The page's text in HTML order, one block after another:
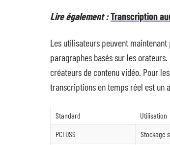
Lire également :Transcription
Les utilisateurs peuvent
paragraphes basés sur les
créateurs de contenu vidéo. Pour
transcriptions en temps réel est un
Standard
Utilisation
PCI DSS
Stockage